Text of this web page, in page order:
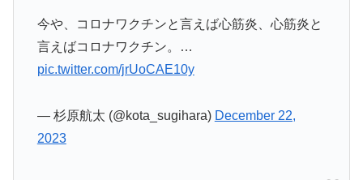
今や、コロナワクチンと言えば心筋炎、心筋炎と
言えばコロナワクチン。…
pic.twitter.com/jrUoCAE10y
— 杉原航太 (@kota_sugihara) December 22,
2023